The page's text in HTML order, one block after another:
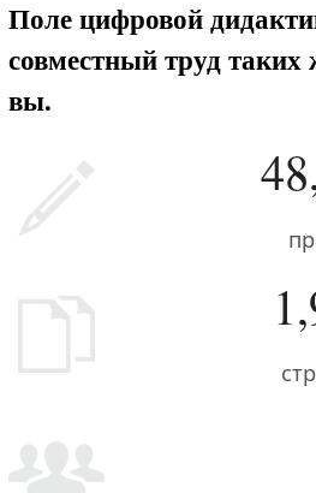
Поле цифровой
совместный труд
вы.